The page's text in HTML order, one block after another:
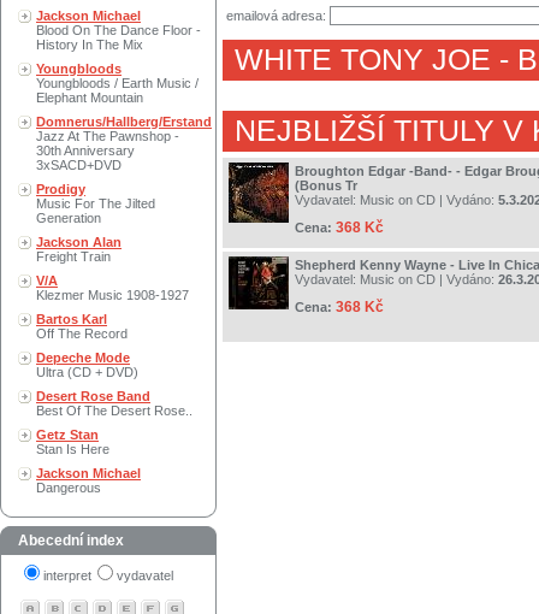
Jackson Michael
Blood On The Dance Floor -
History In The Mix
Youngbloods
Youngbloods / Earth Music /
Elephant Mountain
Domnerus/Hallberg/Erstand
Jazz At The Pawnshop -
30th Anniversary
3xSACD+DVD
Prodigy
Music For The Jilted
Generation
Jackson Alan
Freight Train
V/A
Klezmer Music 1908-1927
Bartos Karl
Off The Record
Depeche Mode
Ultra (CD + DVD)
Desert Rose Band
Best Of The Desert Rose..
Getz Stan
Stan Is Here
Jackson Michael
Dangerous
Abecední index
interpret vydavatel
emailová adresa:
WHITE TONY JOE -
NEJBLIŽŠÍ TITULY V
Broughton Edgar -Band- - Edgar
(Bonus Tr
Vydavatel: Music on CD | Vydáno:
Cena: 368 Kč
Shepherd Kenny Wayne - Live In
Vydavatel: Music on CD | Vydáno:
Cena: 368 Kč